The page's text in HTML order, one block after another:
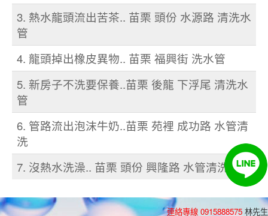
3. 熱水龍頭流出苦茶.. 苗栗 頭份 水源路 清洗水
管
4. 龍頭掉出橡皮異物.. 苗栗 福興街 洗水管
5. 新房子不洗要保養..苗栗 後龍 下浮尾 清洗水
管
6. 管路流出泡沫牛奶..苗栗 苑裡 成功路 水管清
洗
7. 沒熱水洗澡.. 苗栗 頭份 興隆路 水管清洗
連絡專線 0915888575 林先生